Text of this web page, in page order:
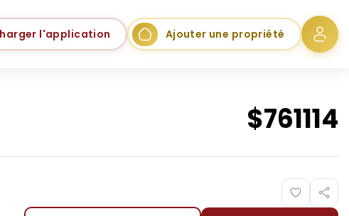
l'application Ajouter une propriété
$761114